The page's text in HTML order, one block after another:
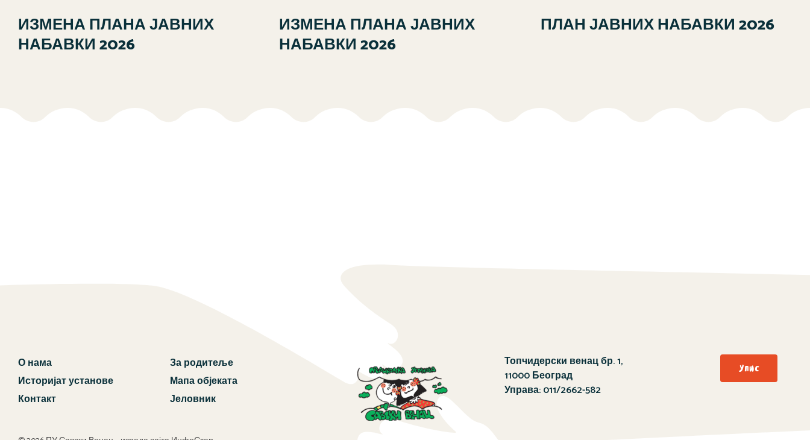
ИЗМЕНА ПЛАНА ЈАВНИХ
НАБАВКИ 2026
ИЗМЕНА ПЛАНА ЈАВНИХ
НАБАВКИ 2026
ПЛАН ЈАВНИХ НАБАВКИ 2026
О нама
Историјат установе
Контакт
За родитеље
Мапа објеката
Јеловник
Топчидерски венац бр. 1,
11000 Београд
Управа:011/2662-582
Упис